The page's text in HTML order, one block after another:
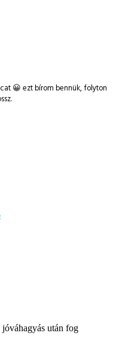
😀 ezt bírom bennük, folyton
után fog